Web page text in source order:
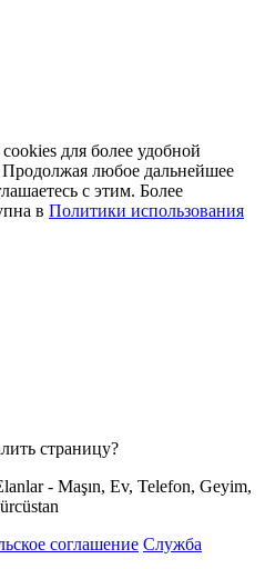
для более удобной
любое дальнейшее
с этим. Более
в Политики использования
страницу?
- Maşın, Ev, Telefon, Geyim,
соглашение Служба